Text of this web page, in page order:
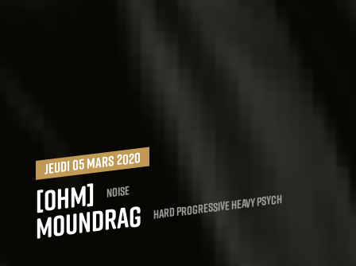
jeudi 05 mars 2020
[Ohm] Noise
Moundrag Hard progressive heavy psych